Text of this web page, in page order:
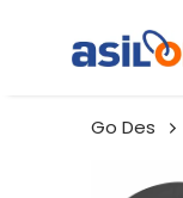
Go Des